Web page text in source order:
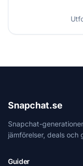
Snapchat.se
Snapchat-
jämförelser, deals och
Guider